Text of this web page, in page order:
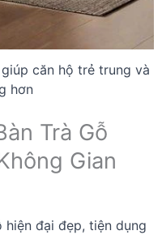
căn hộ trẻ trung và
hơn
Trà Gỗ
Gian
đại đẹp, tiện dụng